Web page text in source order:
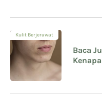
Kulit Berjerawat
Baca